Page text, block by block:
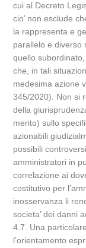
cui al Decreto
cio’ non esclude
la rappresenta e
parallelo e diverso
quello
che, in tali
medesima azione
345/2020). Non si
della
merito) sullo
azionabili
possibili
amministratori in
correlazione ai
costitutivo per
inosservanza li
societa’ dei danni
4.7. Una
l’orientamento